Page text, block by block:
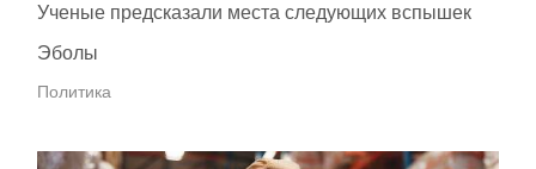
Ученые предсказали места следующих вспышек
Эболы
Политика